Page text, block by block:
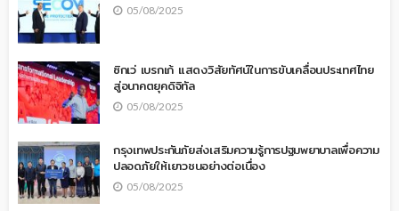
05/08/2025
ซิกเว่ เบรกเก้ แสดงวิสัยทัศน์ในการขับเคลื่อนประเทศไทย
สู่อนาคตยุคดิจิทัล
05/08/2025
กรุงเทพประกันภัยส่งเสริมความรู้การปฐมพยาบาลเพื่อความ
ปลอดภัยให้เยาวชนอย่างต่อเนื่อง
05/08/2025